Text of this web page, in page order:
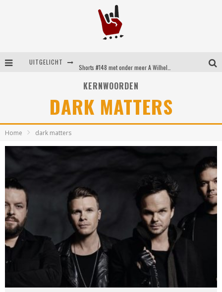
UITGELICHT
Britse emorockers van Basement maken tweede comeback met het indrukwekkende ‘Wired’
Shorts #149 met onder meer No Cure, Eva Under Fire, The Hu en Sleeping With Sirens
KERNWOORDEN
DARK MATTERS
Home dark matters